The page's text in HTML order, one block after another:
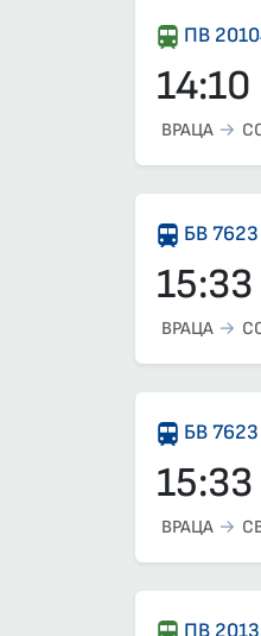
ПВ
ВРАЦА
БВ 7623
ВРАЦА
БВ 7623
ВРАЦА